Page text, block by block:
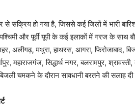
से सक्रिय हो गया है, जिससे कई जिलों में भारी
और पूर्वी यूपी के कई इलाकों में गरज के साथ
अलीगढ़, मथुरा, हाथरस, आगरा, फिरोजाबाद,
महाराजगंज, सिद्धार्थ नगर, बलरामपुर,
चमकने के दौरान सावधानी बरतने की सलाह